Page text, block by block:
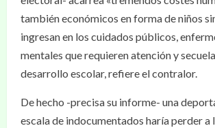
también económicos en forma de niños
ingresan en los cuidados públicos,
mentales que requieren atención y
desarrollo escolar, refiere el contralor.
De hecho -precisa su informe- una
escala de indocumentados haría perder a